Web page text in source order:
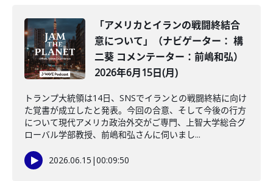
「アメリカとイランの戦闘終結合
意について」（ナビゲーター： 構
二葵 コメンテーター：前嶋和弘）
2026年6月15日(月)
トランプ大統領は14日、SNSでイランとの戦闘終結に向け
た覚書が成立したと発表。今回の合意、そして今後の行方
について現代アメリカ政治外交がご専門、上智大学総合グ
ローバル学部教授、前嶋和弘さんに伺いまし...
2026.06.15 |00:09:50